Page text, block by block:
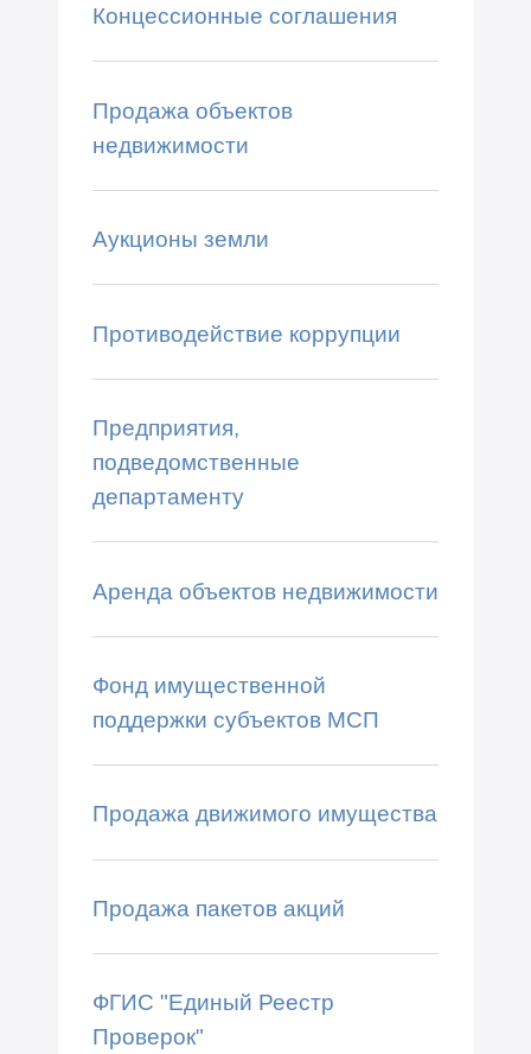
Концессионные соглашения
Продажа объектов
недвижимости
Аукционы земли
Противодействие коррупции
Предприятия,
подведомственные
департаменту
Аренда объектов недвижимости
Фонд имущественной
поддержки субъектов МСП
Продажа движимого имущества
Продажа пакетов акций
ФГИС "Единый Реестр
Проверок"